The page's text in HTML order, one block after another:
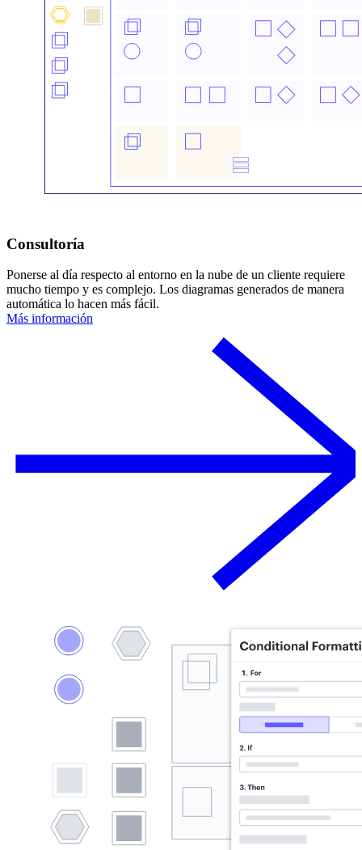
Consultoría
Ponerse al día respecto al entorno en la nube de un cliente requiere
mucho tiempo y es complejo. Los diagramas generados de manera
automática lo hacen más fácil.
Más información